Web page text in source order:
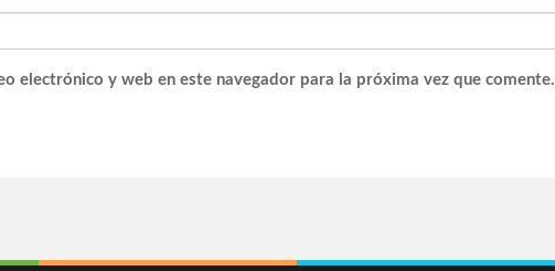
electrónico y web en este navegador para la próxima vez que comente.